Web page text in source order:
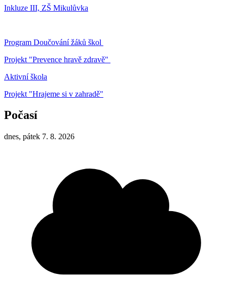
Inkluze III, ZŠ Mikulůvka
Program Doučování žáků škol
Projekt "Prevence hravě zdravě"
Aktivní škola
Projekt "Hrajeme si v zahradě"
Počasí
dnes, pátek 7. 8. 2026